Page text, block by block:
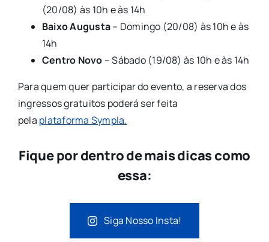
(20/08) às 10h e às 14h
Baixo Augusta– Domingo (20/08) às 10h e às
14h
Centro Novo – Sábado (19/08) às 10h e às 14h
Para quem quer participar do evento, a reserva dos
ingressos gratuitos poderá ser feita
pela plataforma Sympla.
Fique por dentro de mais dicas como
essa:
Siga Nosso Insta!